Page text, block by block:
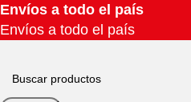
Envíos a todo el país
Envíos a todo el país
+ IVAEnvíos a todo el país